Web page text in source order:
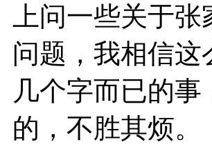
上问一些关于
问题，我相信
几个字而已的
的，不胜其烦。